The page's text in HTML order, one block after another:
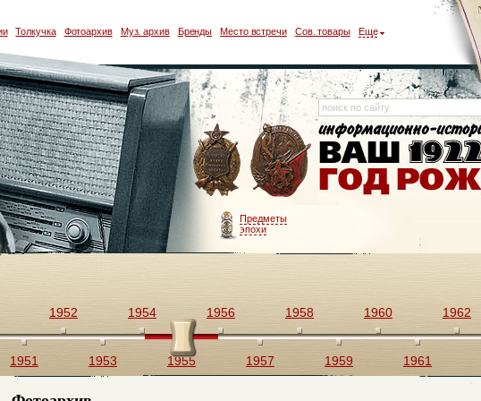
Толкучка Фотоархив Муз. архив Бренды Место встречи Сов. товары Еще
Предметы
эпохи
1951
1952
1953
1954
1955
1956
1957
1958
1959
1960
1961
1962